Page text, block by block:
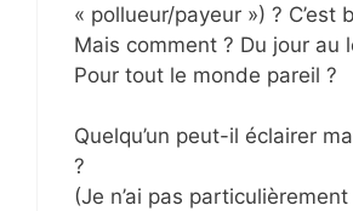
« pollueur/payeur ») ? C’est
Mais comment ? Du jour au
Pour tout le monde pareil ?
Quelqu’un peut-il éclairer
?
(Je n’ai pas